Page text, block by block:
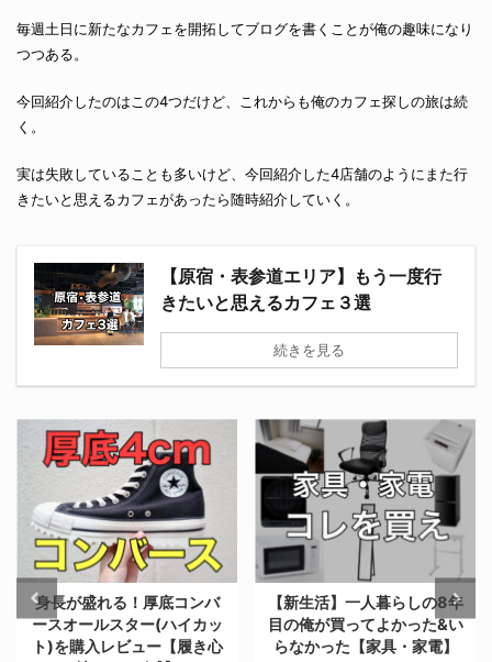
毎週土日に新たなカフェを開拓してブログを書くことが俺の趣味になり
つつある。
今回紹介したのはこの4つだけど、これからも俺のカフェ探しの旅は続
く。
実は失敗していることも多いけど、今回紹介した4店舗のようにまた行
きたいと思えるカフェがあったら随時紹介していく。
【原宿・表参道エリア】もう一度行
きたいと思えるカフェ３選
続きを見る
【新生活】一人暮らしの8年
目の俺が買ってよかった&い
らなかった【家具・家電】
【決定版】雨の日が続く梅
雨の季節に最適！おしゃれ
な防水スニーカー・ブーツ